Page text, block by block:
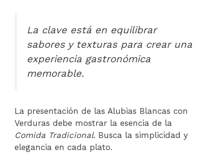
La clave está en equilibrar
sabores y texturas para crear una
experiencia gastronómica
memorable.
La presentación de las Alubias Blancas con
Verduras debe mostrar la esencia de la
Comida Tradicional. Busca la simplicidad y
elegancia en cada plato.